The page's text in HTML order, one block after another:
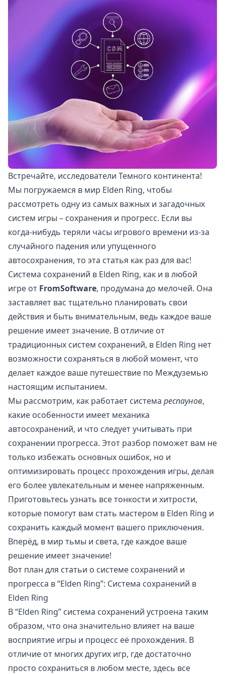
Встречайте, исследователи Темного континента!
Мы погружаемся в мир Elden Ring, чтобы
рассмотреть одну из самых важных и загадочных
систем игры – сохранения и прогресс. Если вы
когда-нибудь теряли часы игрового времени из-за
случайного падения или упущенного
автосохранения, то эта статья как раз для вас!
Система сохранений в Elden Ring, как и в любой
игре от FromSoftware, продумана до мелочей. Она
заставляет вас тщательно планировать свои
действия и быть внимательным, ведь каждое ваше
решение имеет значение. В отличие от
традиционных систем сохранений, в Elden Ring нет
возможности сохраняться в любой момент, что
делает каждое ваше путешествие по Междуземью
настоящим испытанием.
Мы рассмотрим, как работает система респаунов,
какие особенности имеет механика
автосохранений, и что следует учитывать при
сохранении прогресса. Этот разбор поможет вам не
только избежать основных ошибок, но и
оптимизировать процесс прохождения игры, делая
его более увлекательным и менее напряженным.
Приготовьтесь узнать все тонкости и хитрости,
которые помогут вам стать мастером в Elden Ring и
сохранить каждый момент вашего приключения.
Вперёд, в мир тьмы и света, где каждое ваше
решение имеет значение!
Вот план для статьи о системе сохранений и
прогресса в “Elden Ring”: Система сохранений в
Elden Ring
В “Elden Ring” система сохранений устроена таким
образом, что она значительно влияет на ваше
восприятие игры и процесс её прохождения. В
отличие от многих других игр, где достаточно
просто сохраниться в любом месте, здесь все